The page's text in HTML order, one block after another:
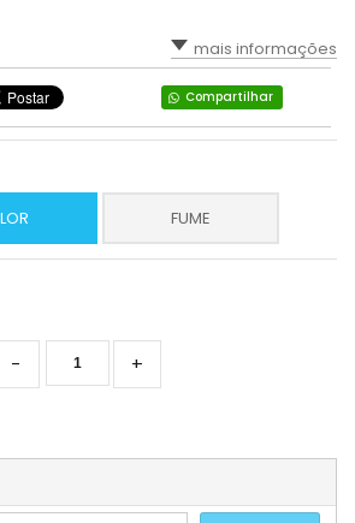
mais informações
Compartilhar
FUME
+
-